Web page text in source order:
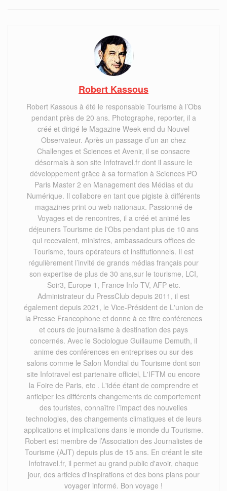
Robert Kassous
Robert Kassous à été le responsable Tourisme à l’Obs
pendant près de 20 ans. Photographe, reporter, il a
créé et dirigé le Magazine Week-end du Nouvel
Observateur. Après un passage d’un an chez
Challenges et Sciences et Avenir, il se consacre
désormais à son site Infotravel.fr dont il assure le
développement grâce à sa formation à Sciences PO
Paris Master 2 en Management des Médias et du
Numérique. Il collabore en tant que pigiste à différents
magazines print ou web nationaux. Passionné de
Voyages et de rencontres, il a créé et animé les
déjeuners Tourisme de l'Obs pendant plus de 10 ans
qui recevaient, ministres, ambassadeurs offices de
Tourisme, tours opérateurs et institutionnels. Il est
régulièrement l’invité de grands médias français pour
son expertise de plus de 30 ans,sur le tourisme, LCI,
Soir3, Europe 1, France Info TV, AFP etc.
Administrateur du PressClub depuis 2011, il est
également depuis 2021, le Vice-Président de L'union de
la Presse Francophone et donne à ce titre conférences
et cours de journalisme à destination des pays
concernés. Avec le Sociologue Guillaume Demuth, il
anime des conférences en entreprises ou sur des
salons comme le Salon Mondial du Tourisme dont son
site Infotravel est partenaire officiel, L'IFTM ou encore
la Foire de Paris, etc . L'idée étant de comprendre et
anticiper les différents changements de comportement
des touristes, connaître l’impact des nouvelles
technologies, des changements climatiques et de leurs
applications et implications dans le monde du Tourisme.
Robert est membre de l’Association des Journalistes de
Tourisme (AJT) depuis plus de 15 ans. En créant le site
Infotravel.fr, il permet au grand public d'avoir, chaque
jour, des articles d'inspirations et des bons plans pour
voyager informé. Bon voyage !